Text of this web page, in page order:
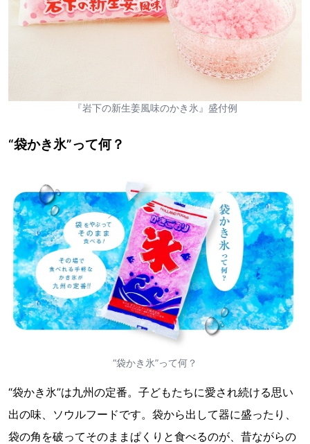
『岩下の新生姜風味のかき氷』盛付例
“袋かき氷”って何？
“袋かき氷”って何？
“袋かき氷”は九州の定番。子どもたちに愛され続ける思い
出の味、ソウルフードです。袋から出して器に盛ったり、
袋の角を破ってそのままぱくりと食べるのが、昔ながらの